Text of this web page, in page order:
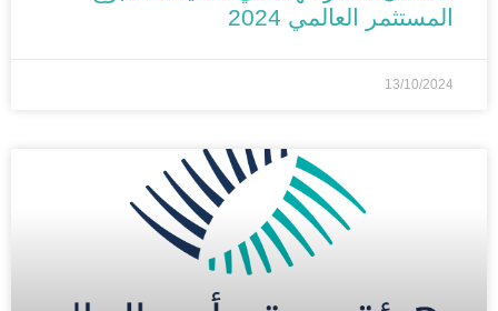
المستثمر العالمي 2024
13/10/2024